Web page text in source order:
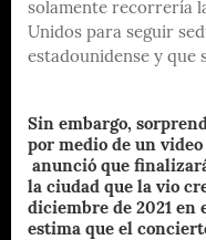
solamente recorrería
Unidos para seguir
estadounidense y que
Sin embargo,
por medio de un
anunció que
la ciudad que la vio
diciembre de 2021 en
estima que el